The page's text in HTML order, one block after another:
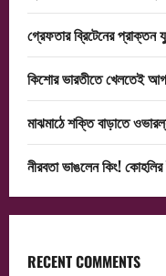
গ্রেফতার ব্রিটেনের প্রাক্তন
কিশোর ভারতীতে খেলতেই
মাঝমাঠে শক্তি বাড়াতে
নীরবতা ভাঙলেন কিং!
RECENT COMMENTS